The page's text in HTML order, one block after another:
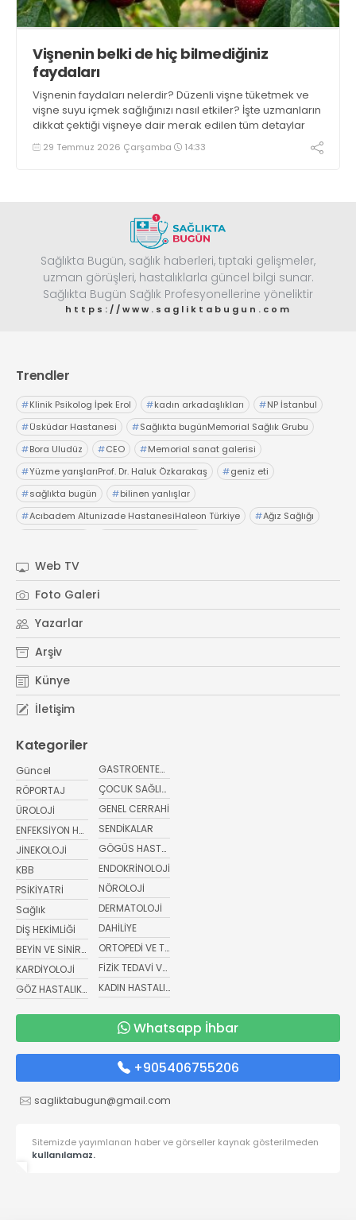
Vişnenin belki de hiç bilmediğiniz
faydaları
Vişnenin faydaları nelerdir? Düzenli vişne tüketmek ve
vişne suyu içmek sağlığınızı nasıl etkiler? İşte uzmanların
dikkat çektiği vişneye dair merak edilen tüm detaylar
29 Temmuz 2026 Çarşamba 14:33
Sağlıkta Bugün, sağlık haberleri, tıptaki gelişmeler,
uzman görüşleri, hastalıklarla güncel bilgi sunar.
Sağlıkta Bugün Sağlık Profesyonellerine yöneliktir
https://www.sagliktabugun.com
Trendler
#Klinik Psikolog İpek Erol #kadın arkadaşlıkları #NP İstanbul
#Üsküdar Hastanesi #Sağlıkta bugünMemorial Sağlık Grubu
#Bora Uludüz #CEO #Memorial sanat galerisi
#Yüzme yarışlarıProf. Dr. Haluk Özkarakaş #geniz eti
#sağlıkta bugün #bilinen yanlışlar
#Acıbadem Altunizade HastanesiHaleon Türkiye #Ağız Sağlığı
# Kristin Aslaner ArasUzm. Dyt. Büşra Şen
#Memorial Ataşehir Hastanesi
# yaz ayları kritik öneri
Web TV
Foto Galeri
Yazarlar
Arşiv
Künye
İletişim
Kategoriler
Güncel
RÖPORTAJ
ÜROLOJİ
ENFEKSİYON HASTALIKLARI
JİNEKOLOJİ
KBB
PSİKİYATRİ
Sağlık
DİŞ HEKİMLİĞİ
BEYİN VE SİNİR CERRAHİSİ
KARDİYOLOJİ
GÖZ HASTALIKLARI
GASTROENTEROLOJİ
ÇOCUK SAĞLIĞI VE HASTALIKLARI
GENEL CERRAHİ
SENDİKALAR
GÖGÜS HASTALIKLARI
ENDOKRİNOLOJİ
NÖROLOJİ
DERMATOLOJİ
DAHİLİYE
ORTOPEDİ VE TRAVMATOLOJİ
FİZİK TEDAVİ VE REHABİLİTASYON
KADIN HASTALIKLARI VE DOĞUM
Whatsapp İhbar
+905406755206
sagliktabugun@gmail.com
Sitemizde yayımlanan haber ve görseller kaynak gösterilmeden
kullanılamaz.